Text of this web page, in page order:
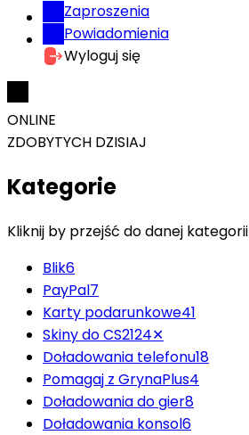
Zaproszenia
Powiadomienia
Wyloguj się
ONLINE
ZDOBYTYCH DZISIAJ
Kategorie
Kliknij by przejść do danej kategorii
Blik6
PayPal7
Karty podarunkowe41
Skiny do CS2124✕
Doładowania telefonu18
Pomagaj z GrynaPlus4
Doładowania do gier8
Doładowania konsol6